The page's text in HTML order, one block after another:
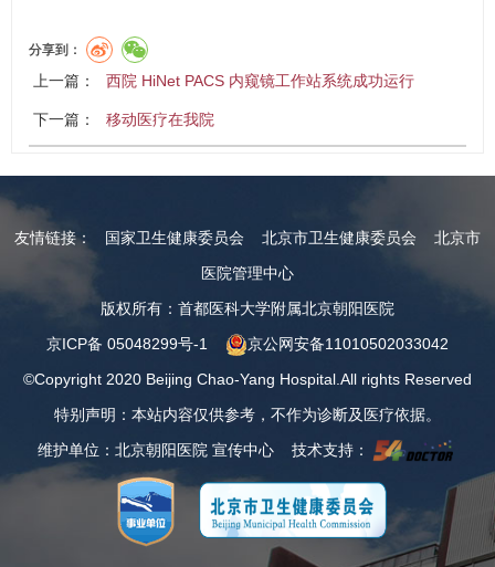
分享到：
上一篇： 西院 HiNet PACS 内窥镜工作站系统成功运行
下一篇： 移动医疗在我院
友情链接： 国家卫生健康委员会 北京市卫生健康委员会
北京市
医院管理中心
版权所有：首都医科大学附属北京朝阳医院
京ICP备 05048299号-1
京公网安备11010502033042
©Copyright 2020 Beijing Chao-Yang Hospital.All rights Reserved
特别声明：本站内容仅供参考，不作为诊断及医疗依据。
维护单位：北京朝阳医院 宣传中心 技术支持：